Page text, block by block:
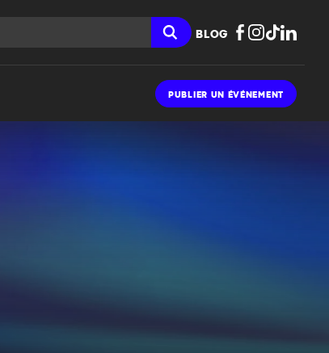
BLOG
PUBLIER UN ÉVÉNEMENT